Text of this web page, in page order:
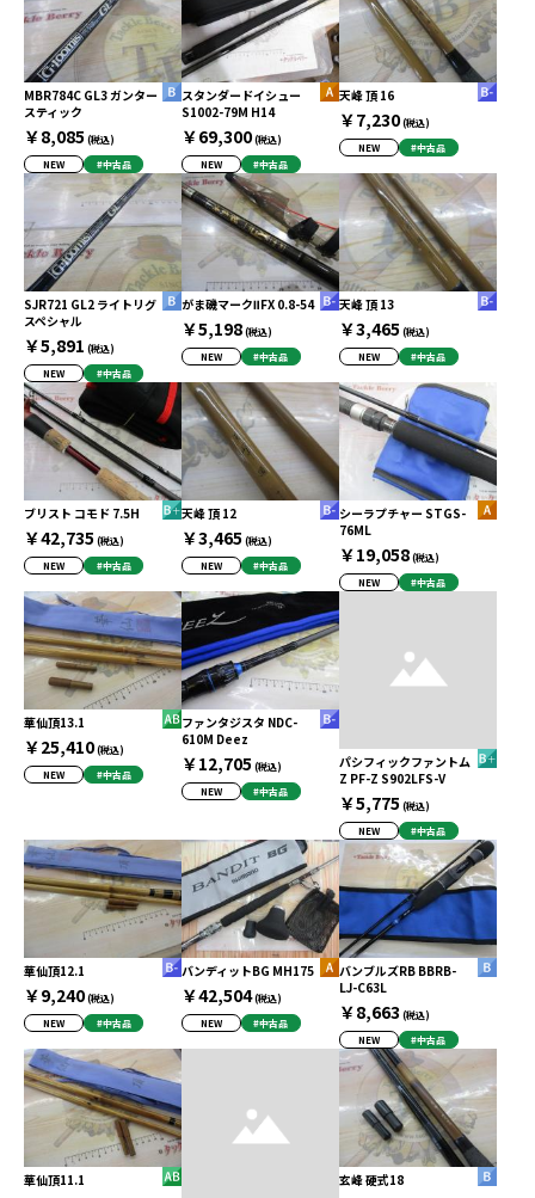
MBR784C GL3 ガンター
スティック
￥8,085 (税込)
NEW
#中古品
スタンダードイシュー
S1002-79M H14
￥69,300(税込)
NEW
#中古品
天峰 頂 16
￥7,230(税込)
NEW
#中古品
SJR721 GL2 ライトリグ
スペシャル
￥5,891 (税込)
NEW
#中古品
がま磯マークⅡFX 0.8-54
￥5,198(税込)
NEW
#中古品
天峰 頂 13
￥3,465 (税込)
NEW
#中古品
ブリスト コモド 7.5H
￥42,735 (税込)
NEW
#中古品
天峰 頂 12
￥3,465 (税込)
NEW
#中古品
シーラプチャー STGS-
76ML
￥19,058(税込)
NEW
#中古品
華仙頂13.1
￥25,410(税込)
NEW
#中古品
ファンタジスタ NDC-
610M Deez
￥12,705 (税込)
NEW
#中古品
パシフィックファントム
Z PF-Z S902LFS-V
￥5,775 (税込)
NEW
#中古品
華仙頂12.1
￥9,240(税込)
NEW
#中古品
バンディットBG MH175
￥42,504(税込)
NEW
#中古品
バンブルズRB BBRB-
LJ-C63L
￥8,663 (税込)
NEW
#中古品
華仙頂11.1 玄峰 硬式18